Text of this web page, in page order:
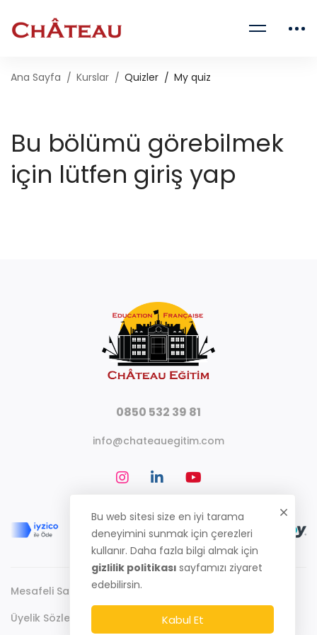
Ana Sayfa Kurslar Quizler My quiz
Bu bölümü görebilmek
için lütfen giriş yap
0850 532 39 81
info@chateauegitim.com
Mesafeli Satış Sözleşmesi
Üyelik Sözleşmesi
Bu web sitesi size en iyi tarama
deneyimini sunmak için çerezleri
kullanır. Daha fazla bilgi almak için
gizlilik politikası sayfamızı ziyaret
edebilirsin.
Kabul Et